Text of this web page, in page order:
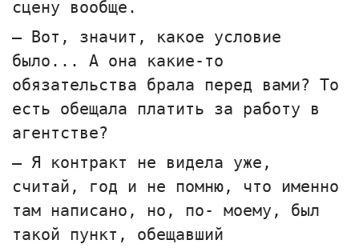
сцену вообще.
— Вот, значит, какое условие
было... А она какие-то
обязательства брала перед вами? То
есть обещала платить за работу в
агентстве?
— Я контракт не видела уже,
считай, год и не помню, что именно
там написано, но, по- моему, был
такой пункт, обещавший